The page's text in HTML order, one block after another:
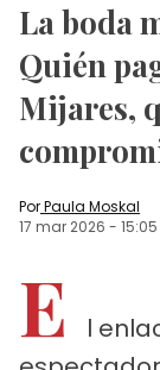
La boda
Quién
Mijares,
PorPaula Moskal
17 mar 2026 - 15:05
E
l